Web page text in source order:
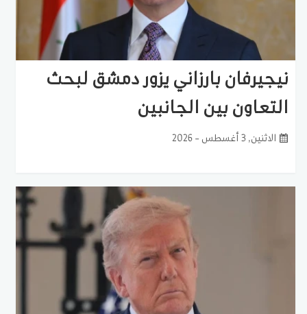
نيجيرفان بارزاني يزور دمشق لبحث
التعاون بين الجانبين
الاثنين, 3 أغسطس - 2026